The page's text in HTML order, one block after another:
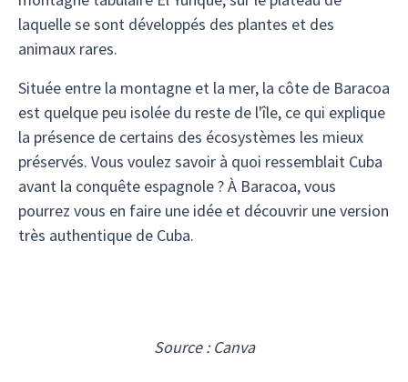
laquelle se sont développés des plantes et des
animaux rares.
Située entre la montagne et la mer, la côte de Baracoa
est quelque peu isolée du reste de l'île, ce qui explique
la présence de certains des écosystèmes les mieux
préservés. Vous voulez savoir à quoi ressemblait Cuba
avant la conquête espagnole ? À Baracoa, vous
pourrez vous en faire une idée et découvrir une version
très authentique de Cuba.
Source : Canva